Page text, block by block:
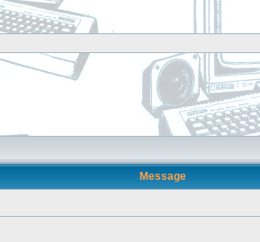
Message